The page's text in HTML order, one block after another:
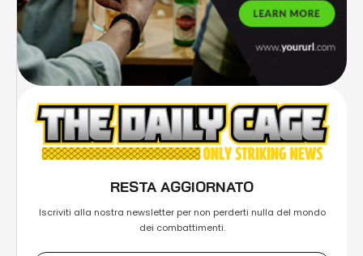
RESTA AGGIORNATO
Iscriviti alla nostra newsletter per non perderti nulla del mondo
dei combattimenti.